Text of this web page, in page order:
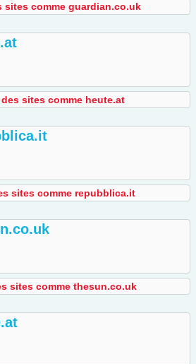
sites comme guardian.co.uk
des sites comme heute.at
sites comme repubblica.it
sites comme thesun.co.uk